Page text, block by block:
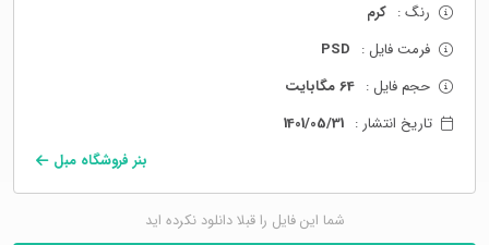
رنگ : کرم
فرمت فایل : PSD
حجم فایل : 64 مگابایت
تاریخ انتشار : 1401/05/31
بنر فروشگاه مبل
شما این فایل را قبلا دانلود نکرده اید